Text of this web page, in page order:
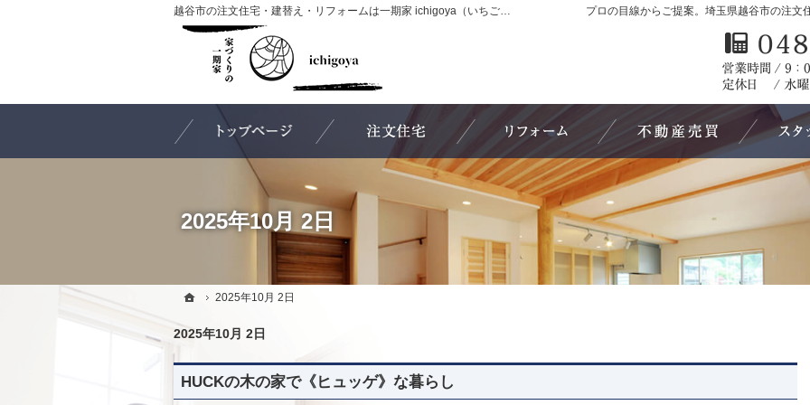
2025年10月 2日
プロの目線からご提案。埼玉県越谷市の注
越谷市の注文住宅・建替え・リフォームは一期家 ichigoya（いちごや)へ
ホーム
2025年10月 2日
2025年10月 2日
HUCKの木の家で《ヒュッゲ》な暮らし
ホーム
2025年10月 2日
不動産売買